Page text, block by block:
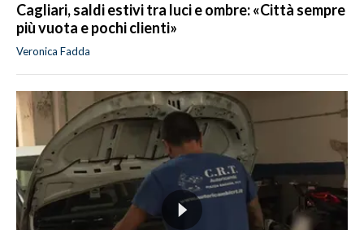
Cagliari, saldi estivi tra luci e ombre: «Città sempre
più vuota e pochi clienti»
Veronica Fadda